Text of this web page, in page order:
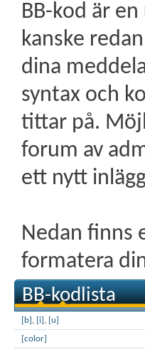
BB-kod är
kanske
dina
syntax och
tittar på.
forum av
ett nytt
Nedan finns
formatera
BB-kodlista
[b] , [i] , [u]
[color]